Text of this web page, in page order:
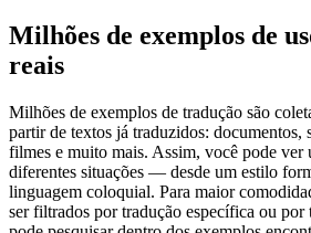
Milhões de exemplos de
reais
Milhões de exemplos de tradução são
partir de textos já traduzidos: documentos,
filmes e muito mais. Assim, você pode ver
diferentes situações — desde um estilo
linguagem coloquial. Para maior
ser filtrados por tradução específica ou por